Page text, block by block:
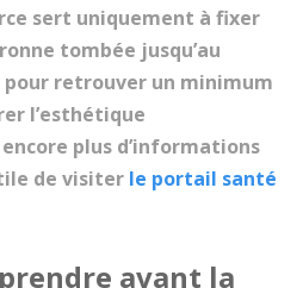
sert uniquement à fixer
tombée jusqu’au
pour retrouver un minimum
l’esthétique
plus d’informations
de visiter le portail santé
avant la